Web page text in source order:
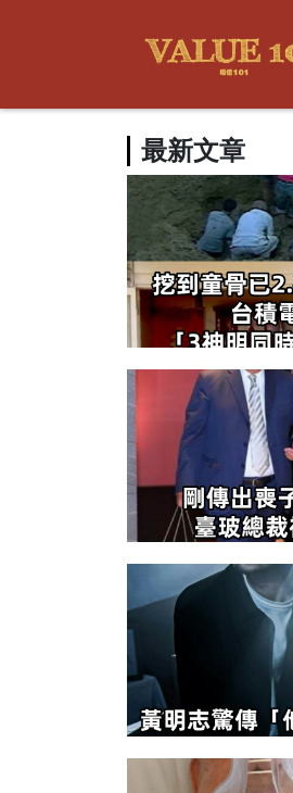
最新文章